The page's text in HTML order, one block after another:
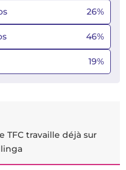
26%
46%
19%
TFC travaille déjà sur